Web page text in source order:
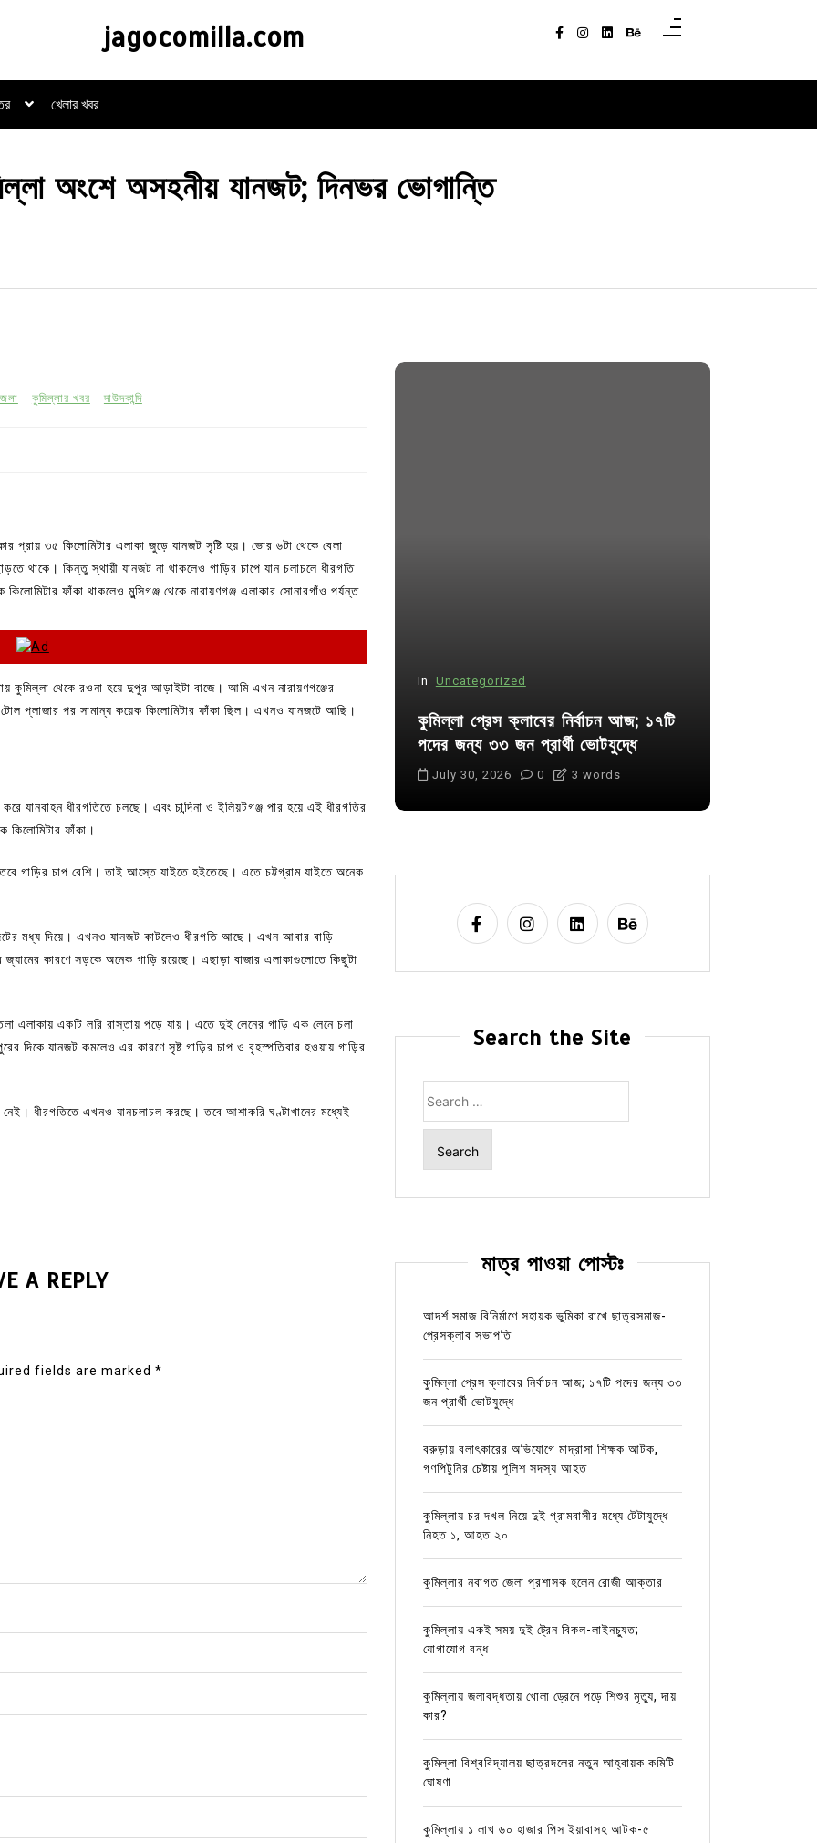
jagocomilla.com
খেলার খবর
অংশে অসহনীয় যানজট; দিনভর ভোগান্তি
কুমিল্লার খবর দাউদকান্দি
প্রায় ৩৫ কিলোমিটার এলাকা জুড়ে যানজট সৃষ্টি হয়। ভোর ৬টা থেকে বেলা
থাকে। কিন্তু স্থায়ী যানজট না থাকলেও গাড়ির চাপে যান চলাচলে ধীরগতি
ফাঁকা থাকলেও মুন্সিগঞ্জ থেকে নারায়ণগঞ্জ এলাকার সোনারগাঁও পর্যন্ত
কুমিল্লা থেকে রওনা হয়ে দুপুর আড়াইটা বাজে। আমি এখন নারায়ণগঞ্জের
প্লাজার পর সামান্য কয়েক কিলোমিটার ফাঁকা ছিল। এখনও যানজটে আছি।
যানবাহন ধীরগতিতে চলছে। এবং চান্দিনা ও ইলিয়টগঞ্জ পার হয়ে এই ধীরগতির
কিলোমিটার ফাঁকা।
গাড়ির চাপ বেশি। তাই আস্তে যাইতে হইতেছে। এতে চট্টগ্রাম যাইতে অনেক
মধ্য দিয়ে। এখনও যানজট কাটলেও ধীরগতি আছে। এখন আবার বাড়ি
কারণে সড়কে অনেক গাড়ি রয়েছে। এছাড়া বাজার এলাকাগুলোতে কিছুটা
এলাকায় একটি লরি রাস্তায় পড়ে যায়। এতে দুই লেনের গাড়ি এক লেনে চলা
দিকে যানজট কমলেও এর কারণে সৃষ্ট গাড়ির চাপ ও বৃহস্পতিবার হওয়ায় গাড়ির
নেই। ধীরগতিতে এখনও যানচলাচল করছে। তবে আশাকরি ঘণ্টাখানের মধ্যেই
A REPLY
fields are marked *
১৭টি
In Uncategorized
আদর্শ সমাজ বিনির্মাণে সহায়ক ভুমিকা রাখে
In Uncategorized
কুমিল্লা প্রেস ক্লাবের নির্বাচন আজ; ১৭টি
পদের জন্য ৩৩ জন প্রার্থী ভোটযুদ্ধে
July 30, 2026 0 3 words
Search the Site
for:
মাত্র পাওয়া পোস্টঃ
আদর্শ সমাজ বিনির্মাণে সহায়ক ভুমিকা রাখে ছাত্রসমাজ-
প্রেসক্লাব সভাপতি
কুমিল্লা প্রেস ক্লাবের নির্বাচন আজ; ১৭টি পদের জন্য ৩৩
জন প্রার্থী ভোটযুদ্ধে
বরুড়ায় বলাৎকারের অভিযোগে মাদ্রাসা শিক্ষক আটক,
গণপিটুনির চেষ্টায় পুলিশ সদস্য আহত
কুমিল্লায় চর দখল নিয়ে দুই গ্রামবাসীর মধ্যে টেটাযুদ্ধে
নিহত ১, আহত ২০
কুমিল্লার নবাগত জেলা প্রশাসক হলেন রোজী আক্তার
কুমিল্লায় একই সময় দুই ট্রেন বিকল-লাইনচ্যুত;
যোগাযোগ বন্ধ
কুমিল্লায় জলাবদ্ধতায় খোলা ড্রেনে পড়ে শিশুর মৃত্যু, দায়
কার?
কুমিল্লা বিশ্ববিদ্যালয় ছাত্রদলের নতুন আহ্বায়ক কমিটি
ঘোষণা
কুমিল্লায় ১ লাখ ৬০ হাজার পিস ইয়াবাসহ আটক-৫